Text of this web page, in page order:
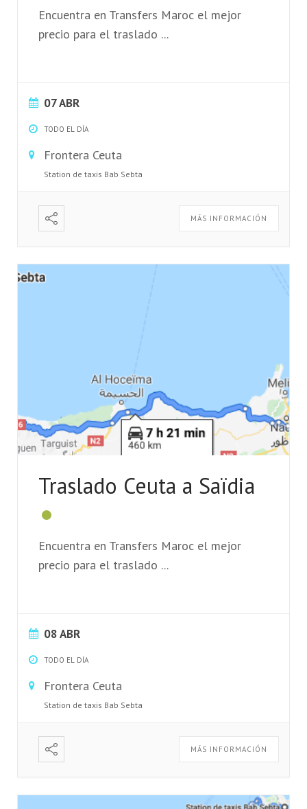
Encuentra en Transfers Maroc el mejor
precio para el traslado ...
07 ABR
TODO EL DÍA
Frontera Ceuta
Station de taxis Bab Sebta
MÁS INFORMACIÓN
Traslado Ceuta a Saïdia
Encuentra en Transfers Maroc el mejor
precio para el traslado ...
08 ABR
TODO EL DÍA
Frontera Ceuta
Station de taxis Bab Sebta
MÁS INFORMACIÓN